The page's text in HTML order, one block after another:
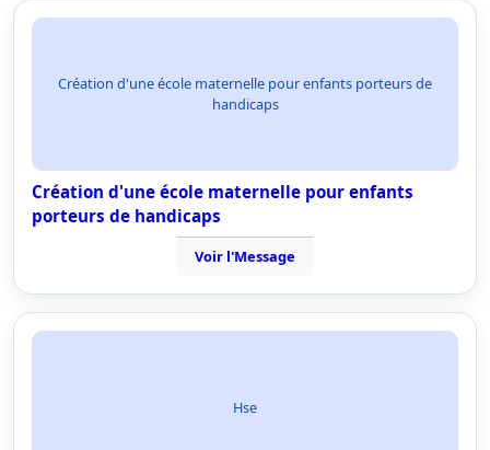
Création d'une école maternelle pour enfants porteurs de
handicaps
Création d'une école maternelle pour enfants
porteurs de handicaps
Voir l'Message
Hse